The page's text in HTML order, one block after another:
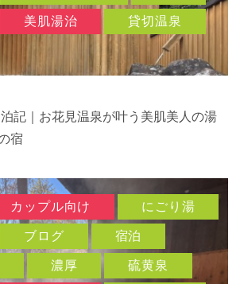
美肌湯治 貸切温泉
泊記｜お花見温泉が叶う美肌美人の湯
宿
カップル向け にごり湯
ブログ 宿泊
濃厚 硫黄泉